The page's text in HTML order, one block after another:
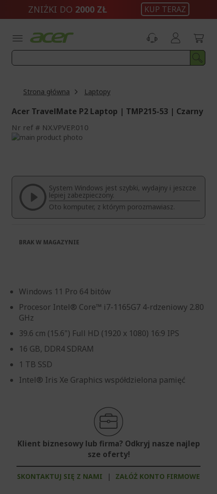
ZNIŻKI DO 2000 ZŁ KUP TERAZ
Strona główna Laptopy
Acer TravelMate P2 Laptop | TMP215-53 | Czarny
Nr ref NX.VPVEP.010
Przejdź
galerii
System Windows jest szybki, wydajny i jeszcze
lepiej zabezpieczony.
Oto komputer, z którym porozmawiasz.
Windows 11 Pro 64 bitów
Procesor Intel® Core™ i7-1165G7 4-rdzeniowy 2.80
GHz
39.6 cm (15.6") Full HD (1920 x 1080) 16:9 IPS
16 GB, DDR4 SDRAM
1 TB SSD
Intel® Iris Xe Graphics współdzielona pamięć
Klient biznesowy lub firma? Odkryj nasze najlep
sze oferty!
SKONTAKTUJ SIĘ Z NAMI | ZAŁÓŻ KONTO FIRMOWE
BRAK W MAGAZYNIE